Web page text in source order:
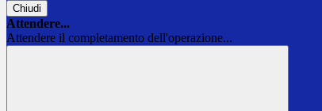
Chiudi
Attendere...
Attendere il completamento dell'operazione...